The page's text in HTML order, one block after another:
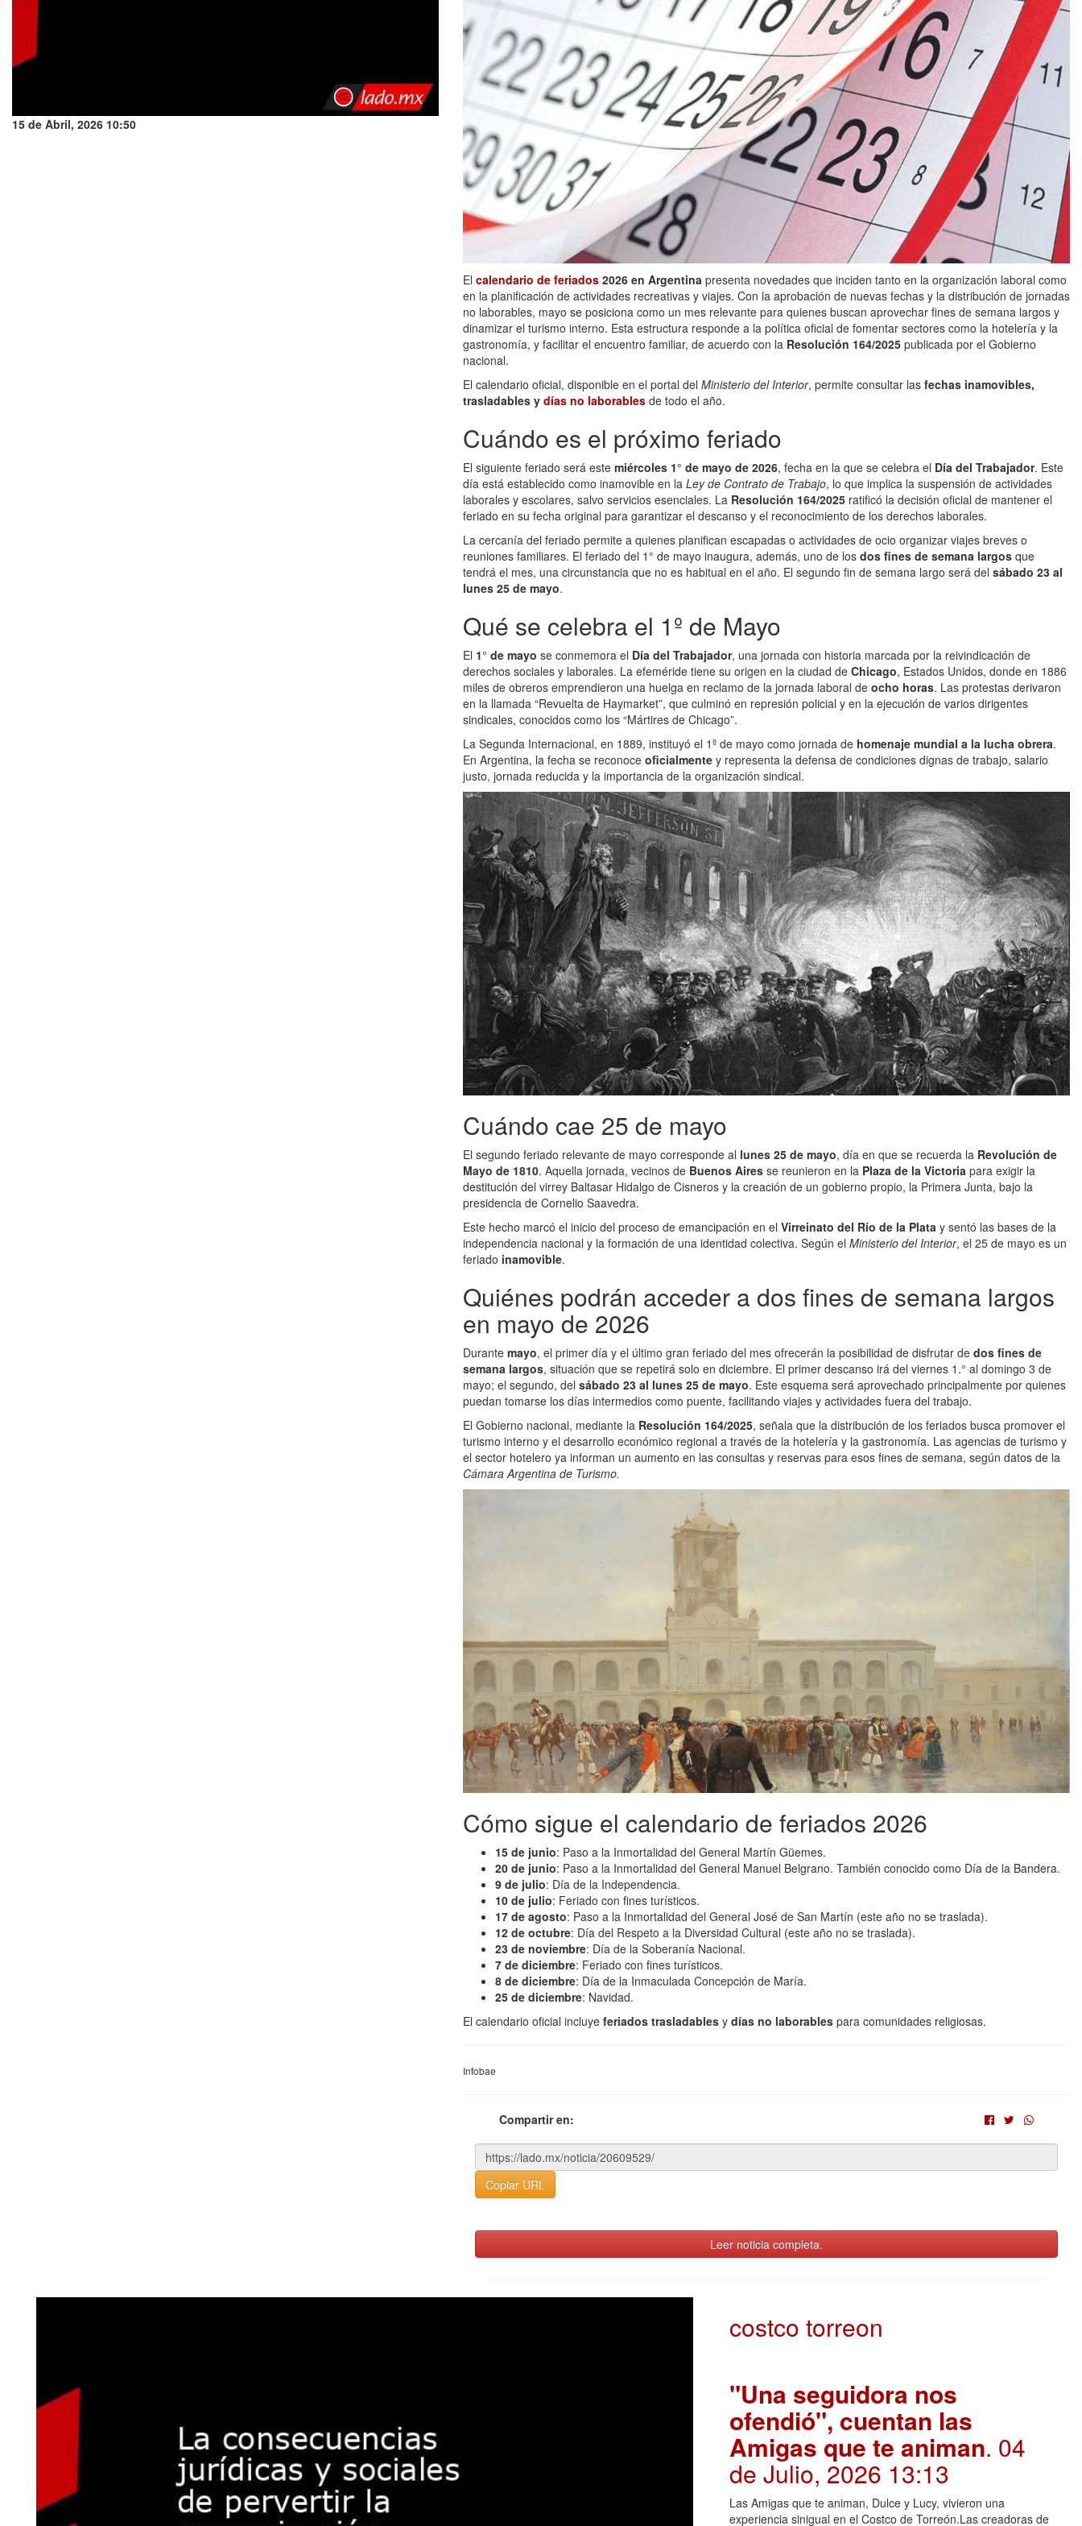
15 de Abril, 2026 10:50
El calendario de feriados 2026 en Argentina presenta novedades que inciden tanto en la organización laboral como
en la planificación de actividades recreativas y viajes. Con la aprobación de nuevas fechas y la distribución de jornadas
no laborables, mayo se posiciona como un mes relevante para quienes buscan aprovechar fines de semana largos y
dinamizar el turismo interno. Esta estructura responde a la política oficial de fomentar sectores como la hotelería y la
gastronomía, y facilitar el encuentro familiar, de acuerdo con la Resolución 164/2025 publicada por el Gobierno
nacional.
El calendario oficial, disponible en el portal del Ministerio del Interior, permite consultar las fechas inamovibles,
trasladables y días no laborables de todo el año.
Cuándo es el próximo feriado
El siguiente feriado será este miércoles 1° de mayo de 2026, fecha en la que se celebra el Día del Trabajador. Este
día está establecido como inamovible en la Ley de Contrato de Trabajo, lo que implica la suspensión de actividades
laborales y escolares, salvo servicios esenciales. La Resolución 164/2025 ratificó la decisión oficial de mantener el
feriado en su fecha original para garantizar el descanso y el reconocimiento de los derechos laborales.
La cercanía del feriado permite a quienes planifican escapadas o actividades de ocio organizar viajes breves o
reuniones familiares. El feriado del 1° de mayo inaugura, además, uno de los dos fines de semana largos que
tendrá el mes, una circunstancia que no es habitual en el año. El segundo fin de semana largo será del sábado 23 al
lunes 25 de mayo.
Qué se celebra el 1º de Mayo
El 1° de mayo se conmemora el Día del Trabajador, una jornada con historia marcada por la reivindicación de
derechos sociales y laborales. La efeméride tiene su origen en la ciudad de Chicago, Estados Unidos, donde en 1886
miles de obreros emprendieron una huelga en reclamo de la jornada laboral de ocho horas. Las protestas derivaron
en la llamada “Revuelta de Haymarket”, que culminó en represión policial y en la ejecución de varios dirigentes
sindicales, conocidos como los “Mártires de Chicago”.
La Segunda Internacional, en 1889, instituyó el 1º de mayo como jornada de homenaje mundial a la lucha obrera.
En Argentina, la fecha se reconoce oficialmente y representa la defensa de condiciones dignas de trabajo, salario
justo, jornada reducida y la importancia de la organización sindical.
Cuándo cae 25 de mayo
El segundo feriado relevante de mayo corresponde al lunes 25 de mayo, día en que se recuerda la Revolución de
Mayo de 1810. Aquella jornada, vecinos de Buenos Aires se reunieron en la Plaza de la Victoria para exigir la
destitución del virrey Baltasar Hidalgo de Cisneros y la creación de un gobierno propio, la Primera Junta, bajo la
presidencia de Cornelio Saavedra.
Este hecho marcó el inicio del proceso de emancipación en el Virreinato del Río de la Plata y sentó las bases de la
independencia nacional y la formación de una identidad colectiva. Según el Ministerio del Interior, el 25 de mayo es un
feriado inamovible.
Quiénes podrán acceder a dos fines de semana largos
en mayo de 2026
Durante mayo, el primer día y el último gran feriado del mes ofrecerán la posibilidad de disfrutar de dos fines de
semana largos, situación que se repetirá solo en diciembre. El primer descanso irá del viernes 1.° al domingo 3 de
mayo; el segundo, del sábado 23 al lunes 25 de mayo. Este esquema será aprovechado principalmente por quienes
puedan tomarse los días intermedios como puente, facilitando viajes y actividades fuera del trabajo.
El Gobierno nacional, mediante la Resolución 164/2025, señala que la distribución de los feriados busca promover el
turismo interno y el desarrollo económico regional a través de la hotelería y la gastronomía. Las agencias de turismo y
el sector hotelero ya informan un aumento en las consultas y reservas para esos fines de semana, según datos de la
Cámara Argentina de Turismo.
Cómo sigue el calendario de feriados 2026
15 de junio: Paso a la Inmortalidad del General Martín Güemes.
20 de junio: Paso a la Inmortalidad del General Manuel Belgrano. También conocido como Día de la Bandera.
9 de julio: Día de la Independencia.
10 de julio: Feriado con fines turísticos.
17 de agosto: Paso a la Inmortalidad del General José de San Martín (este año no se traslada).
12 de octubre: Día del Respeto a la Diversidad Cultural (este año no se traslada).
23 de noviembre: Día de la Soberanía Nacional.
7 de diciembre: Feriado con fines turísticos.
8 de diciembre: Día de la Inmaculada Concepción de María.
25 de diciembre: Navidad.
El calendario oficial incluye feriados trasladables y días no laborables para comunidades religiosas.
Infobae
Compartir en:
Copiar URL
Leer noticia completa.
costco torreon
"Una seguidora nos
ofendió", cuentan las
Amigas que te animan. 04
de Julio, 2026 13:13
Las Amigas que te animan, Dulce y Lucy, vivieron una
experiencia sinigual en el Costco de Torreón.Las creadoras de